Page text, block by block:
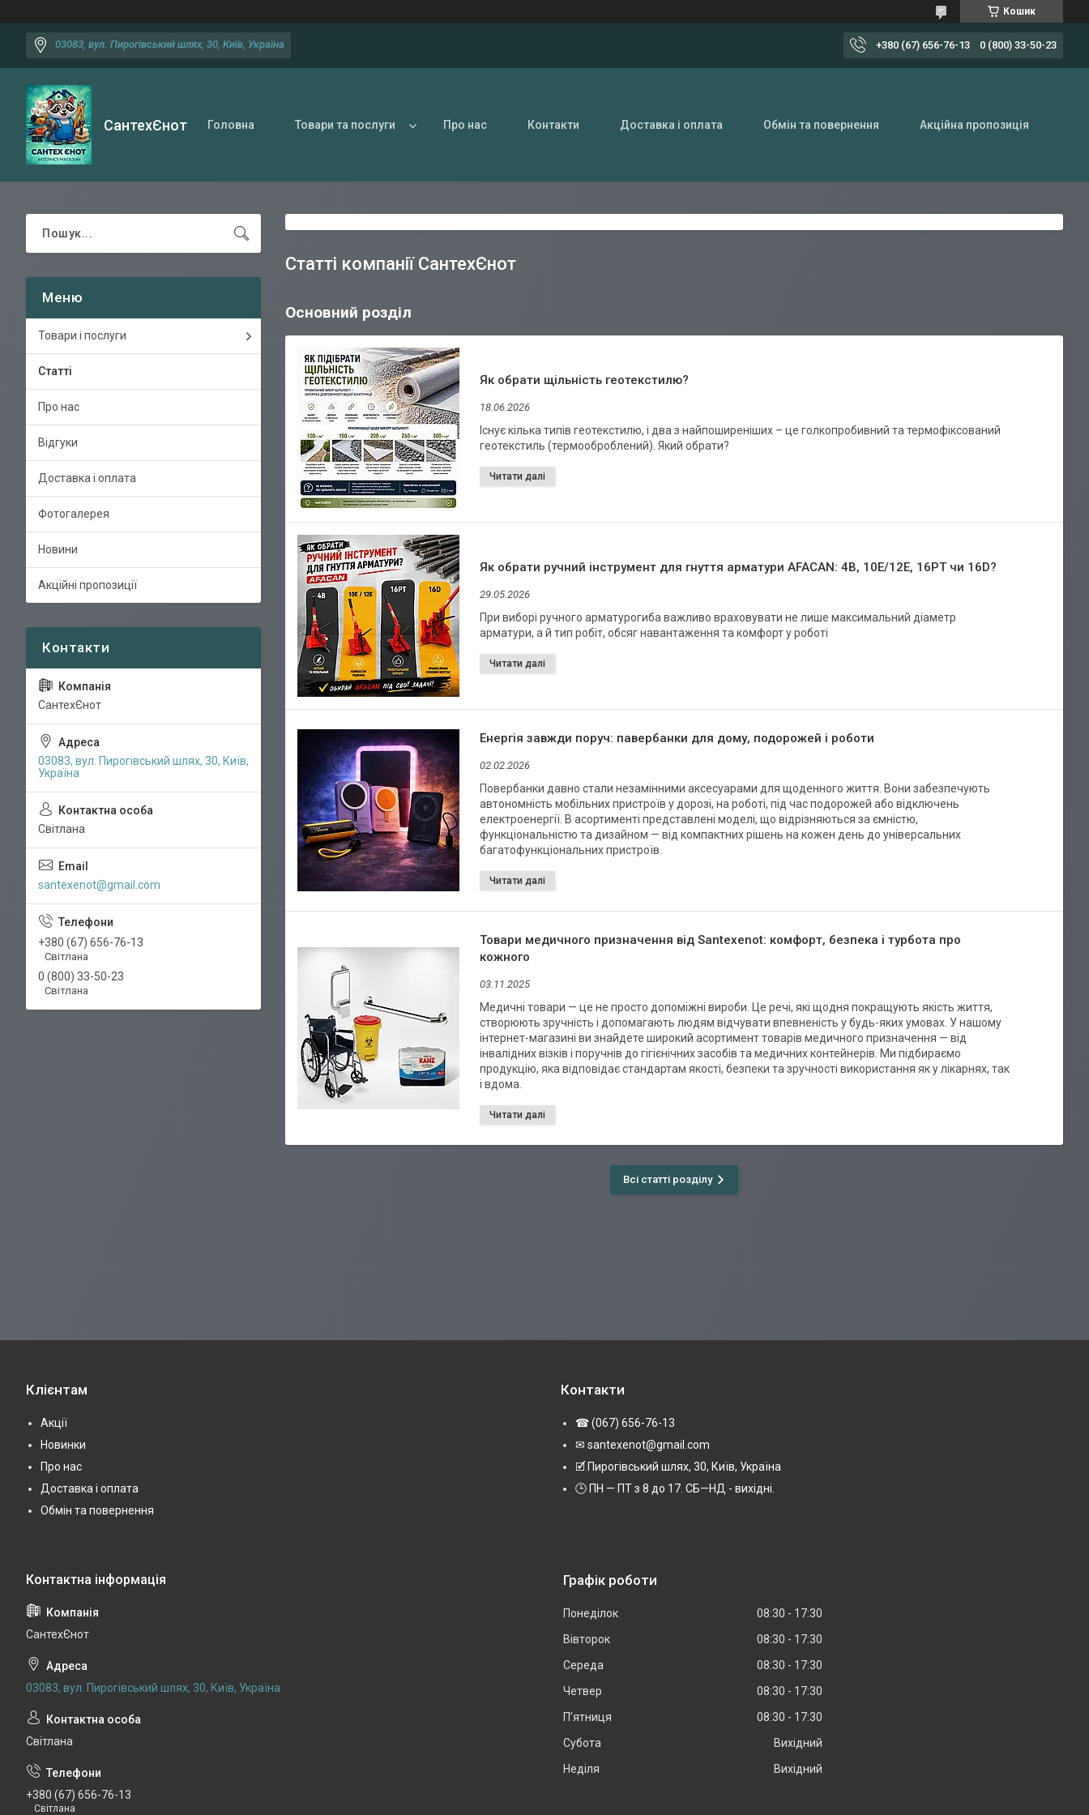
Кошик
03083, вул. Пирогівський шлях, 30, Київ, Україна +380 (67) 656-76-13 0 (800) 33-50-23
СантехЄнот Головна Товари та послуги Про нас Контакти Доставка і оплата Обмін та повернення Акційна пропозиція
Статті компанії СантехЄнот
Основний розділ
Як обрати щільність геотекстилю?
18.06.2026
Існує кілька типів геотекстилю, і два з найпоширеніших – це голкопробивний та термофіксований
геотекстиль (термооброблений). Який обрати?
Як обрати ручний інструмент для гнуття арматури AFACAN: 4B, 10E/12E, 16PT чи 16D?
29.05.2026
При виборі ручного арматурогиба важливо враховувати не лише максимальний діаметр
арматури, а й тип робіт, обсяг навантаження та комфорт у роботі
Енергія завжди поруч: павербанки для дому, подорожей і роботи
02.02.2026
Повербанки давно стали незамінними аксесуарами для щоденного життя. Вони забезпечують
автономність мобільних пристроїв у дорозі, на роботі, під час подорожей або відключень
електроенергії. В асортименті представлені моделі, що відрізняються за ємністю,
функціональністю та дизайном — від компактних рішень на кожен день до універсальних
багатофункціональних пристроїв.
Товари медичного призначення від Santexenot: комфорт, безпека і турбота про
кожного
03.11.2025
Медичні товари — це не просто допоміжні вироби. Це речі, які щодня покращують якість життя,
створюють зручність і допомагають людям відчувати впевненість у будь-яких умовах. У нашому
інтернет-магазині ви знайдете широкий асортимент товарів медичного призначення — від
інвалідних візків і поручнів до гігієнічних засобів та медичних контейнерів. Ми підбираємо
продукцію, яка відповідає стандартам якості, безпеки та зручності використання як у лікарнях, так
і вдома.
Всі статті розділу
Товари і послуги
Статті
Про нас
Відгуки
Доставка і оплата
Фотогалерея
Новини
Акційні пропозиції
СантехЄнот
03083, вул. Пирогівський шлях, 30, Київ,
Україна
Світлана
santexenot@gmail.com
+380 (67) 656-76-13
Світлана
0 (800) 33-50-23
Світлана
Клієнтам
Акції
Новинки
Про нас
Доставка і оплата
Обмін та повернення
Контакти
☎ (067) 656-76-13
✉ santexenot@gmail.com
🗹 Пирогівський шлях, 30, Київ, Україна
🕒 ПН — ПТ з 8 до 17. СБ—НД - вихідні.
СантехЄнот
03083, вул. Пирогівський шлях, 30, Київ, Україна
Світлана
+380 (67) 656-76-13
Світлана
Графік роботи
Понеділок 08:30
17:30
Вівторок
08:30
17:30
Середа
08:30
17:30
Четвер
08:30
17:30
Пʼятниця
08:30
17:30
Субота
Вихідний
Неділя
Вихідний